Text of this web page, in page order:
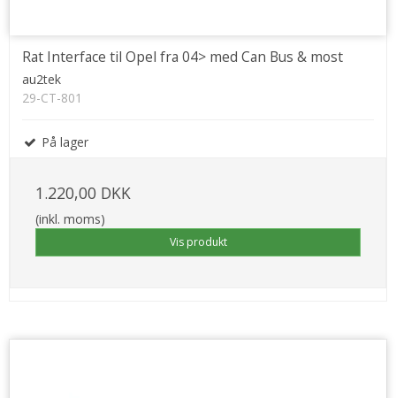
Rat Interface til Opel fra 04> med Can Bus & most
au2tek
29-CT-801
På lager
1.220,00 DKK
(inkl. moms)
Vis produkt